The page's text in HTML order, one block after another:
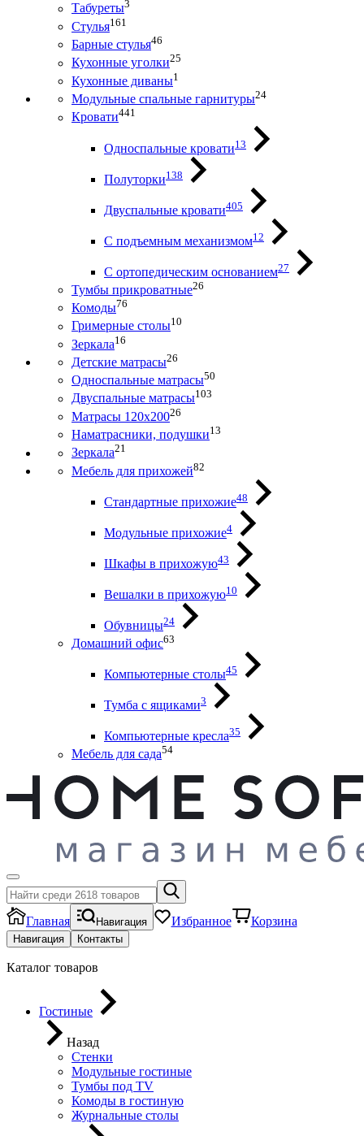
Табуреты3
Стулья161
Барные стулья46
Кухонные уголки25
Кухонные диваны1
Модульные спальные гарнитуры24
Кровати441
Односпальные кровати13
Полуторки138
Двуспальные кровати405
С подъемным механизмом12
С ортопедическим основанием27
Тумбы прикроватные26
Комоды76
Гримерные столы10
Зеркала16
Детские матрасы26
Односпальные матрасы50
Двуспальные матрасы103
Матрасы 120х20026
Наматрасники, подушки13
Зеркала21
Мебель для прихожей82
Стандартные прихожие48
Модульные прихожие4
Шкафы в прихожую43
Вешалки в прихожую10
Обувницы24
Домашний офис63
Компьютерные столы45
Тумба с ящиками3
Компьютерные кресла35
Мебель для сада54
Главная Навигация Избранное Корзина
Навигация Контакты
Каталог товаров
Гостиные
Назад
Стенки
Модульные гостиные
Тумбы под ТV
Комоды в гостиную
Журнальные столы